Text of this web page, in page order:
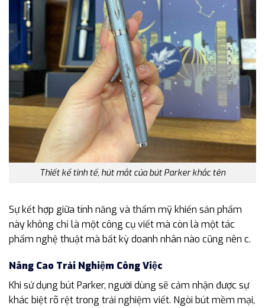
Thiết kế tinh tế, hút mắt của bút Parker khắc tên
Sự kết hợp giữa tính năng và thẩm mỹ khiến sản phẩm
này không chỉ là một công cụ viết mà còn là một tác
phẩm nghệ thuật mà bất kỳ doanh nhân nào cũng nên c.
Nâng Cao Trải Nghiệm Công Việc
Khi sử dụng bút Parker, người dùng sẽ cảm nhận được sự
khác biệt rõ rệt trong trải nghiệm viết. Ngòi bút mềm mại,